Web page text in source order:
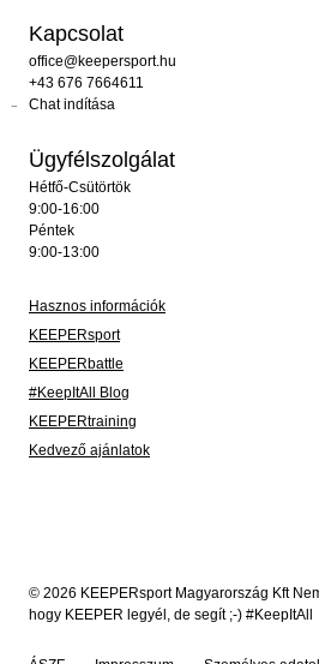
Kapcsolat
office@keepersport.hu
+43 676 7664611
Chat indítása
Ügyfélszolgálat
Hétfő-Csütörtök
9:00-16:00
Péntek
9:00-13:00
Hasznos információk
KEEPERsport
KEEPERbattle
#KeepItAll Blog
KEEPERtraining
Kedvező ajánlatok
© 2026 KEEPERsport Magyarország Kft
hogy KEEPER legyél, de segít ;-) #KeepItAll